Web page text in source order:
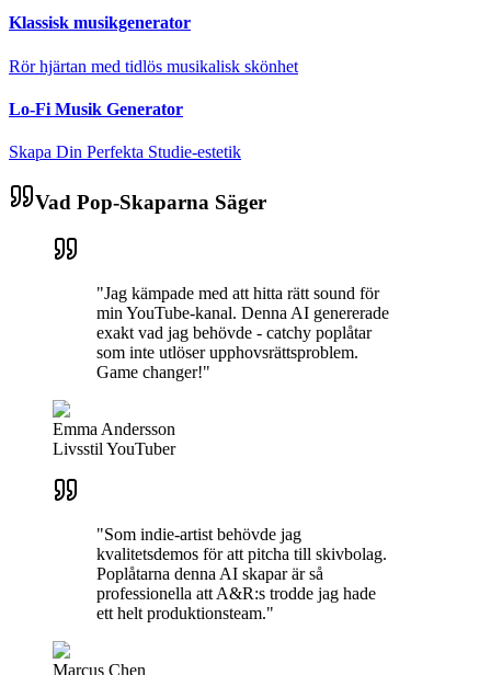
Klassisk musikgenerator
Rör hjärtan med tidlös musikalisk skönhet
Lo-Fi Musik Generator
Skapa Din Perfekta Studie-estetik
Vad Pop-Skaparna Säger
"Jag kämpade med att hitta rätt sound för
min YouTube-kanal. Denna AI genererade
exakt vad jag behövde - catchy poplåtar
som inte utlöser upphovsrättsproblem.
Game changer!"
Emma Andersson
Livsstil YouTuber
"Som indie-artist behövde jag
kvalitetsdemos för att pitcha till skivbolag.
Poplåtarna denna AI skapar är så
professionella att A&R:s trodde jag hade
ett helt produktionsteam."
Marcus Chen